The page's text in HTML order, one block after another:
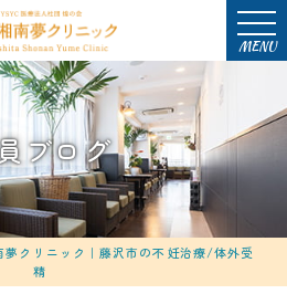
MENU
ブログ
夢クリニック｜藤沢市の不妊治療/体外受
精